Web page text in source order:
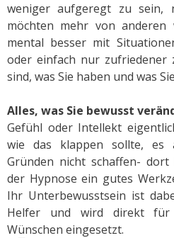
weniger aufgeregt zu sein,
möchten mehr von anderen
mental besser mit
oder einfach nur zufriedener
sind, was Sie haben und was
Alles, was Sie bewusst
Gefühl oder Intellekt
wie das klappen sollte, es
Gründen nicht schaffen-
der Hypnose ein gutes
Ihr Unterbewusstsein ist
Helfer und wird direkt für
Wünschen eingesetzt.